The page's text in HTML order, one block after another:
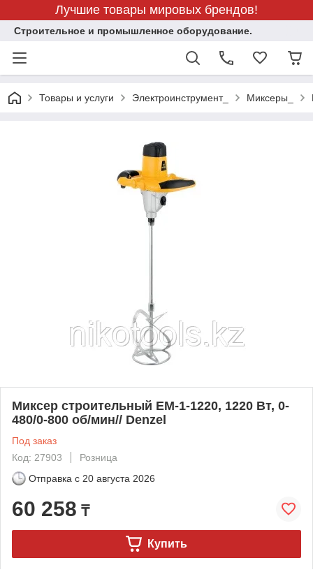
Лучшие товары мировых брендов!
Строительное и промышленное оборудование.
Товары и услуги Электроинструмент_ Миксеры_
Миксер строительный EM-1-1220, 1220 Вт, 0-
480/0-800 об/мин// Denzel
Под заказ
Код: 27903
Розница
Отправка с 20 августа 2026
60 258 ₸
Купить